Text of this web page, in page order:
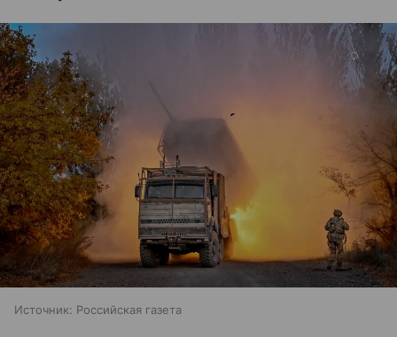
Источник: Российская газета